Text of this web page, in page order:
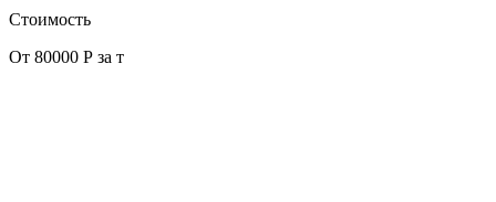
Стоимость
От 80000 Р за т